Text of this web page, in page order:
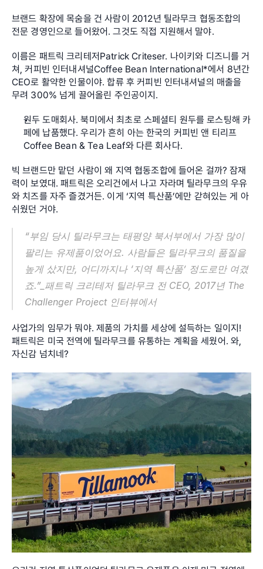
브랜드 확장에 목숨을 건 사람이 2012년 틸라무크 협동조합의
전문 경영인으로 들어왔어. 그것도 직접 지원해서 말야.
이름은 패트릭 크리테저Patrick Criteser. 나이키와 디즈니를 거
쳐, 커피빈 인터내셔널Coffee Bean International*에서 8년간
CEO로 활약한 인물이야. 합류 후 커피빈 인터내셔널의 매출을
무려 300% 넘게 끌어올린 주인공이지.
원두 도매회사. 북미에서 최초로 스페셜티 원두를 로스팅해 카
페에 납품했다. 우리가 흔히 아는 한국의 커피빈 앤 티리프
Coffee Bean & Tea Leaf와 다른 회사다.
빅 브랜드만 맡던 사람이 왜 지역 협동조합에 들어온 걸까? 잠재
력이 보였대. 패트릭은 오리건에서 나고 자라며 틸라무크의 우유
와 치즈를 자주 즐겼거든. 이게 ‘지역 특산품’에만 갇혀있는 게 아
쉬웠던 거야.
“부임 당시 틸라무크는 태평양 북서부에서 가장 많이
팔리는 유제품이었어요. 사람들은 틸라무크의 품질을
높게 샀지만, 어디까지나 ‘지역 특산품’ 정도로만 여겼
죠.”_패트릭 크리테저 틸라무크 전 CEO, 2017년 The
Challenger Project 인터뷰에서
사업가의 임무가 뭐야. 제품의 가치를 세상에 설득하는 일이지!
패트릭은 미국 전역에 틸라무크를 유통하는 계획을 세웠어. 와,
자신감 넘치네?